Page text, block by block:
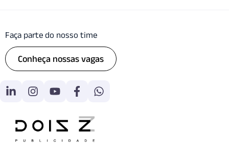
Faça parte do nosso time
Conheça nossas vagas